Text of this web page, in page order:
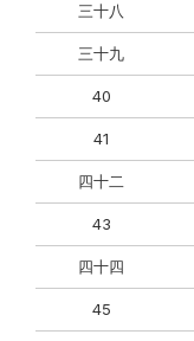
三十八
三十九
40
41
四十二
43
四十四
45